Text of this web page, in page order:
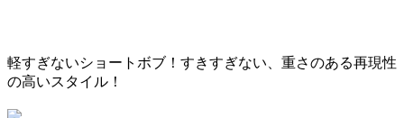
軽すぎないショートボブ！すきすぎない、重さのある再現性
の高いスタイル！